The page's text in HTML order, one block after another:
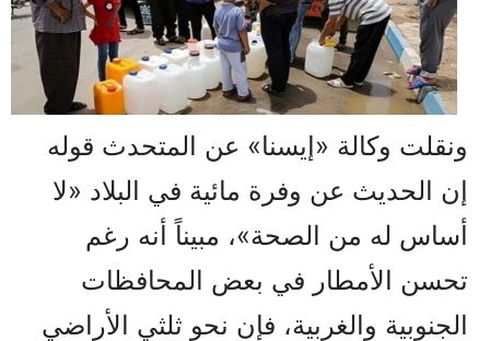
ونقلت وكالة «إيسنا» عن المتحدث قوله
إن الحديث عن وفرة مائية في البلاد «لا
أساس له من الصحة»، مبيناً أنه رغم
تحسن الأمطار في بعض المحافظات
الجنوبية والغربية، فإن نحو ثلثي الأراضي